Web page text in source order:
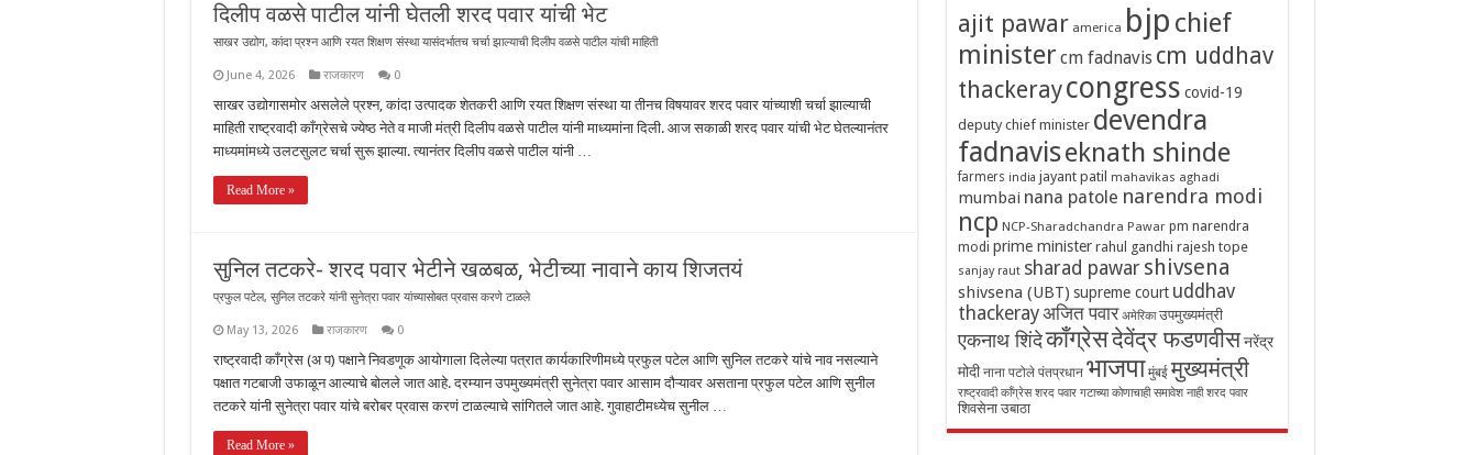
दिलीप वळसे पाटील यांनी घेतली शरद पवार यांची भेट
साखर उद्योग, कांदा प्रश्न आणि रयत शिक्षण संस्था यासंदर्भातच चर्चा झाल्याची दिलीप वळसे पाटील यांची माहिती
June 4, 2026 राजकारण 0
साखर उद्योगासमोर असलेले प्रश्न, कांदा उत्पादक शेतकरी आणि रयत शिक्षण संस्था या तीनच विषयावर शरद पवार यांच्याशी चर्चा झाल्याची
माहिती राष्ट्रवादी काँग्रेसचे ज्येष्ठ नेते व माजी मंत्री दिलीप वळसे पाटील यांनी माध्यमांना दिली. आज सकाळी शरद पवार यांची भेट घेतल्यानंतर
माध्यमांमध्ये उलटसुलट चर्चा सुरू झाल्या. त्यानंतर दिलीप वळसे पाटील यांनी …
Read More »
सुनिल तटकरे- शरद पवार भेटीने खळबळ, भेटीच्या नावाने काय शिजतयं
प्रफुल पटेल, सुनिल तटकरे यांनी सुनेत्रा पवार यांच्यासोबत प्रवास करणे टाळले
May 13, 2026 राजकारण 0
राष्ट्रवादी काँग्रेस (अ प) पक्षाने निवडणूक आयोगाला दिलेल्या पत्रात कार्यकारिणीमध्ये प्रफुल पटेल आणि सुनिल तटकरे यांचे नाव नसल्याने
पक्षात गटबाजी उफाळून आल्याचे बोलले जात आहे. दरम्यान उपमुख्यमंत्री सुनेत्रा पवार आसाम दौऱ्यावर असताना प्रफुल पटेल आणि सुनील
तटकरे यांनी सुनेत्रा पवार यांचे बरोबर प्रवास करणं टाळल्याचे सांगितले जात आहे. गुवाहाटीमध्येच सुनील …
Read More »
ajit pawar america bjp chief
minister cm fadnavis cm uddhav
thackeraycongress covid-19
deputy chief minister devendra
fadnaviseknath shinde
farmers india jayant patil mahavikas aghadi
mumbai nana patole narendra modi
ncp NCP-Sharadchandra Pawar pm narendra
modi prime minister rahul gandhi rajesh tope
sanjay raut sharad pawar shivsena
shivsena (UBT) supreme court uddhav
thackerayअजित पवार अमेरिका उपमुख्यमंत्री
एकनाथ शिंदेकाँग्रेसदेवेंद्र फडणवीस नरेंद्र
मोदी नाना पटोले पंतप्रधान भाजपा मुंबई मुख्यमंत्री
राष्ट्रवादी काँग्रेस शरद पवार गटाच्या कोणाचाही समावेश नाही शरद पवार
शिवसेना उबाठा